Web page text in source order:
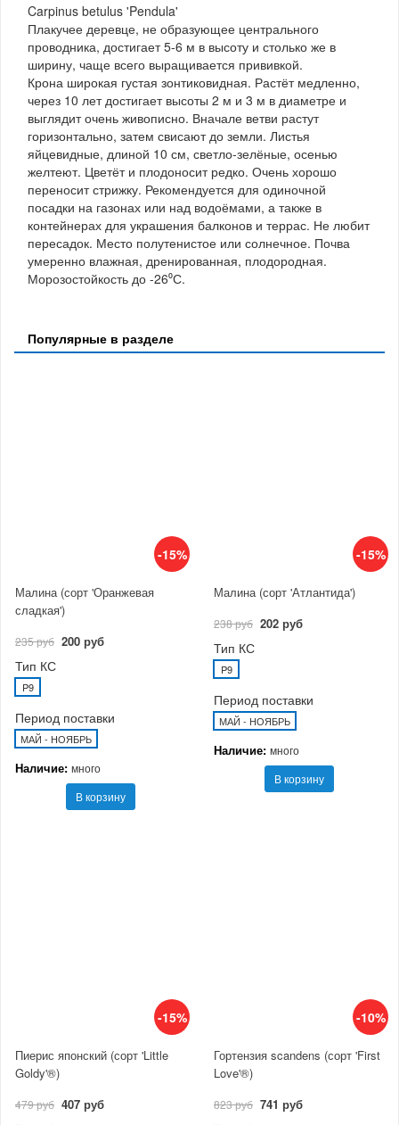
Carpinus betulus 'Pendula'
Плакучее деревце, не образующее центрального
проводника, достигает 5-6 м в высоту и столько же в
ширину, чаще всего выращивается прививкой.
Крона широкая густая зонтиковидная. Растёт медленно,
через 10 лет достигает высоты 2 м и 3 м в диаметре и
выглядит очень живописно. Вначале ветви растут
горизонтально, затем свисают до земли. Листья
яйцевидные, длиной 10 см, светло-зелёные, осенью
желтеют. Цветёт и плодоносит редко. Очень хорошо
переносит стрижку. Рекомендуется для одиночной
посадки на газонах или над водоёмами, а также в
контейнерах для украшения балконов и террас. Не любит
пересадок. Место полутенистое или солнечное. Почва
умеренно влажная, дренированная, плодородная.
Морозостойкость до -26⁰С.
Популярные в разделе
-15%
Малина (сорт 'Оранжевая
сладкая')
235 руб 200 руб
Тип КС
P9
Период поставки
МАЙ - НОЯБРЬ
Наличие: много
В корзину
-15%
Малина (сорт 'Атлантида')
238 руб 202 руб
Тип КС
P9
Период поставки
МАЙ - НОЯБРЬ
Наличие: много
В корзину
-15%
Пиерис японский (сорт 'Little
Goldy'®)
479 руб 407 руб
-10%
Гортензия scandens (сорт 'First
Love'®)
823 руб 741 руб